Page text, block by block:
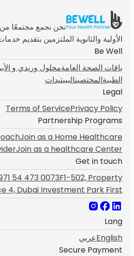
نحن نجمع مجتمعًا من
الأولية والثانوية الملتزمين بتقديم
Be Well
باقات الصحة العامةمحلول وريدي و الأبر
الطبيةالمختصينالبيبتيدات
Legal
Terms of ServicePrivacy Policy
Partnership Programs
Join as a Home Healthcare
Join as a healthcare Center
Get in touch
54 473 0073F1-502, Property
4, Dubai Investment Park First
Lang
Englishعربي
Secure Payment